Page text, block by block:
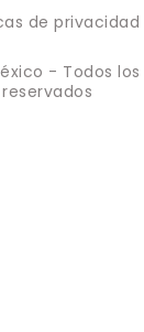
- Todos
reservados
de privacidad